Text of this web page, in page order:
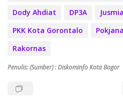
Dody Ahdiat
DP3A
PKK Kota Gorontalo
Rakornas
Penulis: (Sumber) : Diskominfo Kota Bogor